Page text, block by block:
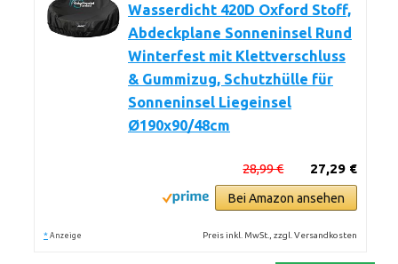
Wasserdicht 420D Oxford Stoff,
Abdeckplane Sonneninsel Rund
Winterfest mit Klettverschluss
& Gummizug, Schutzhülle für
Sonneninsel Liegeinsel
Ø190x90/48cm
27,29 €
28,99 €
Bei Amazon ansehen
* Anzeige Preis inkl. MwSt., zzgl. Versandkosten